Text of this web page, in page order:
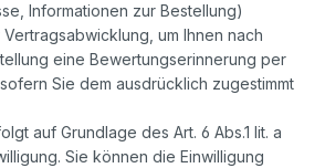
Informationen zur Bestellung)
um Ihnen nach
eine Bewertungserinnerung per
Sie dem ausdrücklich zugestimmt
auf Grundlage des Art. 6 Abs.1 lit. a
Sie können die Einwilligung